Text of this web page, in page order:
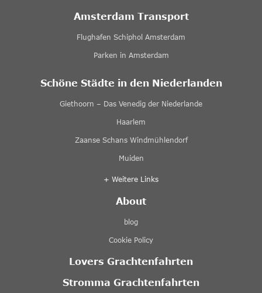
Amsterdam Transport
Flughafen Schiphol Amsterdam
Parken in Amsterdam
Schöne Städte in den Niederlanden
Giethoorn – Das Venedig der Niederlande
Haarlem
Zaanse Schans Windmühlendorf
Muiden
+ Weitere Links
About
blog
Cookie Policy
Lovers Grachtenfahrten
Stromma Grachtenfahrten